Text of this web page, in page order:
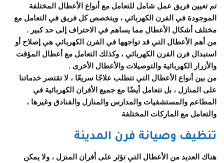
تم تعيين فريق عمل شامل للتعامل مع أنواع الأعطال المختلفة
الموجودة في الفرن الكهربائي ، ويتخصص كل فريق في التعامل مع
مختلف أشكال الأعطال مما يساهم في الاحتراف إلى حد كبير .
من أهم الأعطال التي قد تواجهها في الفرن الكهربائي هي إصلاح أو
استبدال فرن الفرن الكهربائي ، وكذلك التعامل مع أعطال المؤقت
والأزرار الكهربائية والتوصيلات والأعطال الأخرى .
من بين أنواع الأعطال التي تتطلب علاجًا سريعًا ، لا تقتصر خدماتنا
على المنازل ، بل تتعامل أيضًا مع جميع الأفران الكهربائية في
المطاعم والمستشفيات والمدارس والمنازل والفنادق وغيرها ،
والتعامل مع الماركات المختلفة
تنظيف وصيانة فرن المدينة
هناك العديد من الأعطال التي تؤثر على أفران المنزل ، ولا يمكن